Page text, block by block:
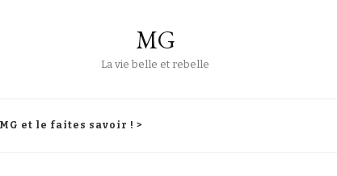
MG
La vie belle et rebelle
et le faites savoir ! >